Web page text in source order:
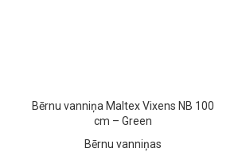
Bērnu vanniņa Maltex Vixens NB 100
cm – Green
Bērnu vanniņas